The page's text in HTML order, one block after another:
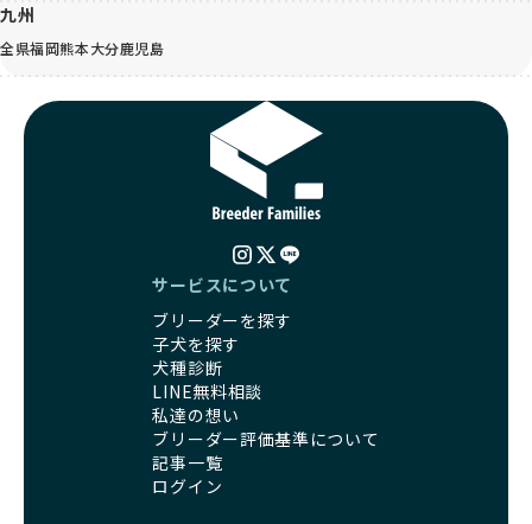
九州
全県福岡熊本大分鹿児島
サービスについて
ブリーダーを探す
子犬を探す
犬種診断
LINE無料相談
私達の想い
ブリーダー評価基準について
記事一覧
ログイン